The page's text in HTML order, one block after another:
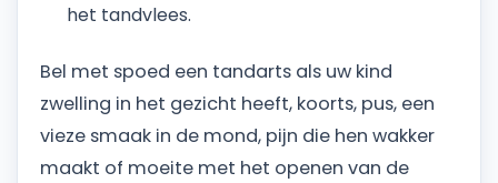
het tandvlees.
Bel met spoed een tandarts als uw kind
zwelling in het gezicht heeft, koorts, pus, een
vieze smaak in de mond, pijn die hen wakker
maakt of moeite met het openen van de